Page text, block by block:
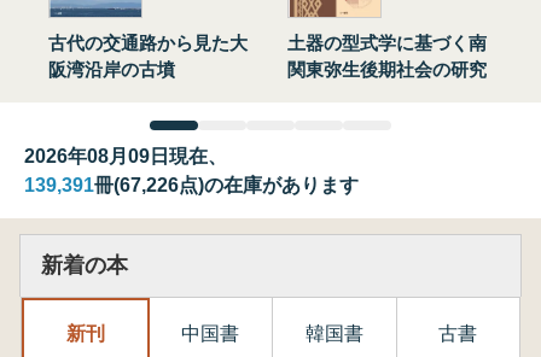
古代の交通路から見た大
阪湾沿岸の古墳
土器の型式学に基づく南
関東弥生後期社会の研究
2026年08月09日現在、
139,391冊(67,226点)の在庫があります
新着の本
新刊 中国書 韓国書 古書